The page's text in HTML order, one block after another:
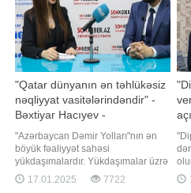
"Qatar dünyanın ən təhlükəsiz
nəqliyyat vasitələrindəndir" -
Bəxtiyar Hacıyev -
VİDEOMÜSAHİBƏ
"Azərbaycan Dəmir Yolları"nın ən
böyük fəaliyyət sahəsi
yükdaşımalardır. Yükdaşımalar üzrə
niyətimiz şərq-qərb, şimal-cənub
dəhlizi üzrə yüklərin artırılmasıdır".
17.01.2025 7722